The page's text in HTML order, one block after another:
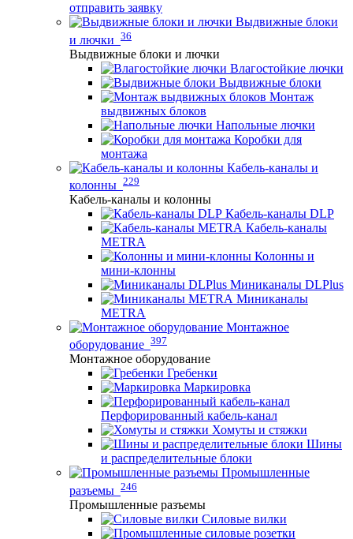
отправить заявку
Выдвижные блоки
и лючки 36
Выдвижные блоки и лючки
Влагостойкие лючки
Выдвижные блоки
Монтаж
выдвижных блоков
Напольные лючки
Коробки для
монтажа
Кабель-каналы и
колонны 229
Кабель-каналы и колонны
Кабель-каналы DLP
Кабель-каналы
METRA
Колонны и
мини-клонны
Миниканалы DLPlus
Миниканалы
METRA
Монтажное
оборудование 397
Монтажное оборудование
Гребенки
Маркировка
Перфорированный кабель-канал
Хомуты и стяжки
Шины
и распределительные блоки
Промышленные
разъемы 246
Промышленные разъемы
Силовые вилки